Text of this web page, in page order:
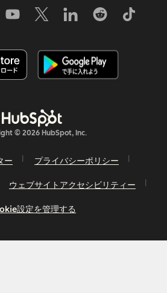
© 2026 HubSpot, Inc.
ー プライバシーポリシー
ウェブサイトアクセシビリティー
設定を管理する